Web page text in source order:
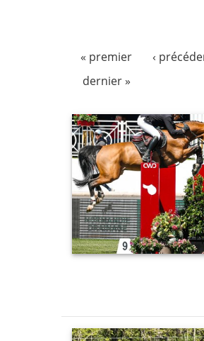
« premier ‹
dernier »